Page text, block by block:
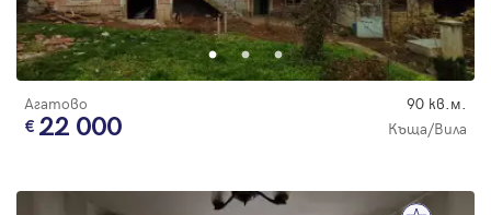
Агатово 90 кв.м.
22 000 Къща/Вила